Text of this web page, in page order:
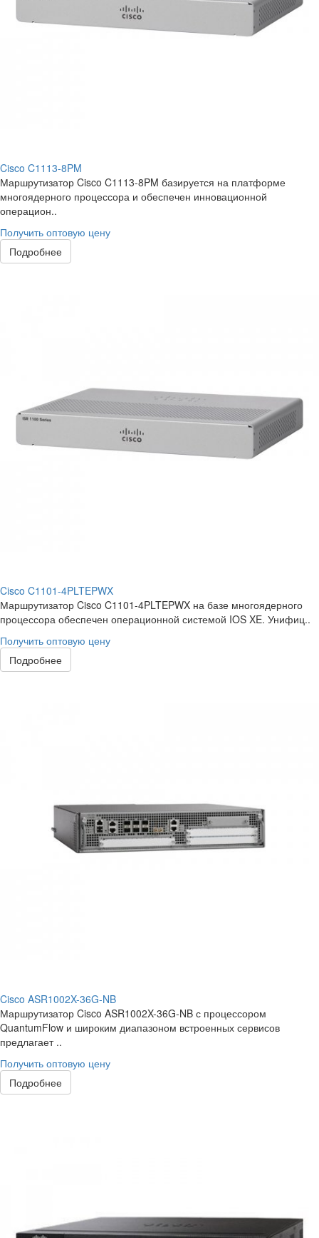
Cisco C1113-8PM
Маршрутизатор Cisco C1113-8PM базируется на платформе
многоядерного процессора и обеспечен инновационной
операцион..
Получить оптовую цену
Подробнее
Cisco C1101-4PLTEPWX
Маршрутизатор Cisco C1101-4PLTEPWX на базе многоядерного
процессора обеспечен операционной системой IOS XE. Унифиц..
Получить оптовую цену
Подробнее
Cisco ASR1002X-36G-NB
Маршрутизатор Cisco ASR1002X-36G-NB с процессором
QuantumFlow и широким диапазоном встроенных сервисов
предлагает ..
Получить оптовую цену
Подробнее